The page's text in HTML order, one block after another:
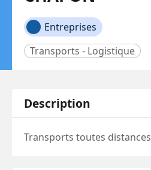
Entreprises
Transports - Logistique
Description
Transports toutes distances